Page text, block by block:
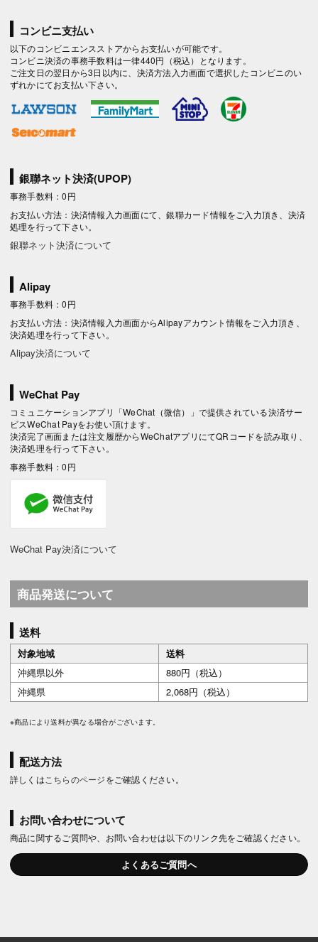
コンビニ支払い
以下のコンビニエンスストアからお支払いが可能です。
コンビニ決済の事務手数料は一律440円（税込）となります。
ご注文日の翌日から3日以内に、決済方法入力画面で選択したコンビニのい
ずれかにてお支払い下さい。
銀聯ネット決済(UPOP)
事務手数料：0円
お支払い方法：決済情報入力画面にて、銀聯カード情報をご入力頂き、決済
処理を行って下さい。
銀聯ネット決済について
Alipay
事務手数料：0円
お支払い方法：決済情報入力画面からAlipayアカウント情報をご入力頂き、
決済処理を行って下さい。
Alipay決済について
WeChat Pay
コミュニケーションアプリ「WeChat（微信）」で提供されている決済サー
ビスWeChat Payをお使い頂けます。
決済完了画面または注文履歴からWeChatアプリにてQRコードを読み取り、
決済処理を行って下さい。
事務手数料：0円
WeChat Pay決済について
商品発送について
送料
対象地域
送料
沖縄県以外
880円（税込）
沖縄県
2,068円（税込）
※商品により送料が異なる場合がございます。
配送方法
詳しくは こちらのページをご確認ください。
お問い合わせについて
商品に関するご質問や、お問い合わせは以下のリンク先をご確認ください。
よくあるご質問へ